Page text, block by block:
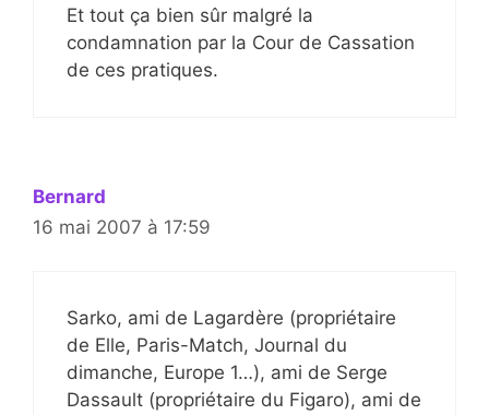
Et tout ça bien sûr malgré la
condamnation par la Cour de Cassation
de ces pratiques.
Bernard
16 mai 2007 à 17:59
Sarko, ami de Lagardère (propriétaire
de Elle, Paris-Match, Journal du
dimanche, Europe 1…), ami de Serge
Dassault (propriétaire du Figaro), ami de